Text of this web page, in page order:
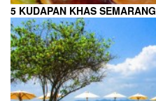
5 KUDAPAN KHAS SEMARANG